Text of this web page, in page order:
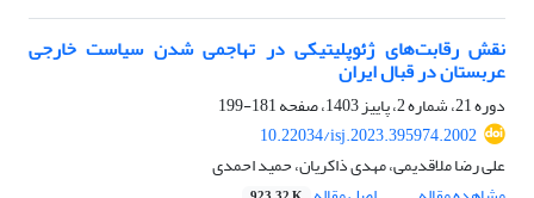
نقش رقابت‌های ژئوپلیتیکی در تهاجمی‌ شدن سیاست‌ خارجی
عربستان در قبال ایران
دوره 21، شماره 2، پاییز 1403، صفحه
181-199
10.22034/isj.2023.395974.2002
علی رضا ملاقدیمی، مهدی ذاکریان، حمید احمدی